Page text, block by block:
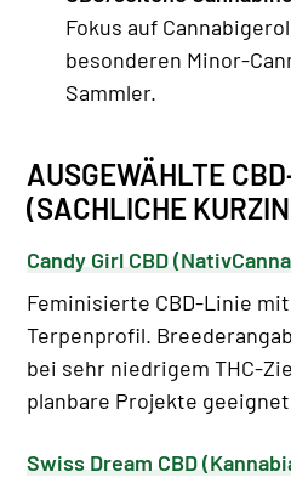
Fokus auf
besonderen Minor-
Sammler.
AUSGEWÄHLTE
(SACHLICHE
Candy Girl CBD
Feminisierte CBD-Linie
Terpenprofil.
bei sehr niedrigem THC-
planbare Projekte
Swiss Dream CBD